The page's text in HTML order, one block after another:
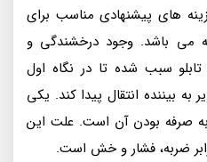
های پیشنهادی مناسب برای
می باشد. وجود درخشندگی و
سبب شده تا در نگاه اول
بیننده انتقال پیدا کند. یکی
به صرفه بودن آن است. علت این
ضربه، فشار و خش است.